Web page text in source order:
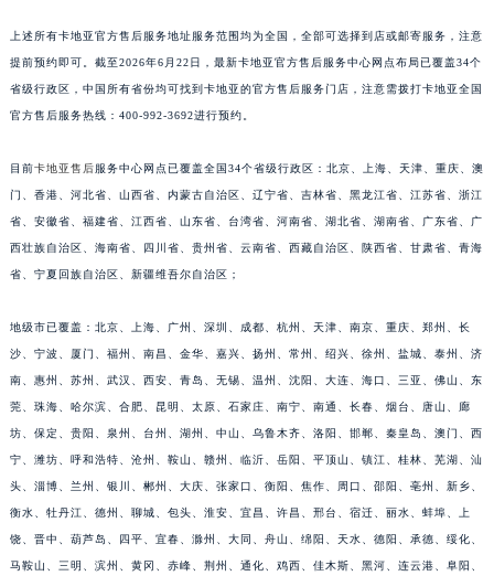
深圳市罗湖区深南东路5001号华润大厦写字楼17层1701室（需提前预约）
成都市锦江区人民东路6号SAC东原中心写字楼24层2406B室（需提前预约）
重庆市江北区观音桥步行街2号融恒时代广场写字楼9层902室（需提前预约）
长沙市芙蓉区定王台街道建湘路393号世茂环球金融中心写字楼（芙蓉广场）10层13室（需提前预约）
沈阳市沈河区中街路137号亨得利名表服务中心（品牌授权店）1层整层（需提前预约）
沈阳市沈河区中街路83号亨得利名表服务中心（品牌授权店）1层整层（需提前预约）
乌鲁木齐市天山区红山路26号时代广场（CCMALL）C座17层17-B（需提前预约）
温州市鹿城区锦绣路1067号置信广场10层1015室（需提前预约）
佛山市禅城区季华五路57号万科金融中心C座12层1205室（需提前预约）
东莞市东城街道鸿福东路1号民盈国贸中心T1写字楼9层907室（需提前预约）
无锡市梁溪区人民中路139号恒隆广场写字楼1座11层1104室（需提前预约）
上述所有卡地亚官方售后服务地址服务范围均为全国，全部可选择到店或邮寄服务，注意
提前预约即可。截至2026年6月22日，最新卡地亚官方售后服务中心网点布局已覆盖34个
省级行政区，中国所有省份均可找到卡地亚的官方售后服务门店，注意需拨打卡地亚全国
官方售后服务热线：400-992-3692进行预约。
目前卡地亚售后 服务中心网点已覆盖全国34个省级行政区：北京、上海、天津、重庆、澳
门、香港、河北省、山西省、内蒙古自治区、辽宁省、吉林省、黑龙江省、江苏省、浙江
省、安徽省、福建省、江西省、山东省、台湾省、河南省、湖北省、湖南省、广东省、广
西壮族自治区、海南省、四川省、贵州省、云南省、西藏自治区、陕西省、甘肃省、青海
省、宁夏回族自治区、新疆维吾尔自治区；
地级市已覆盖：北京、上海、广州、深圳、成都、杭州、天津、南京、重庆、郑州、长
沙、宁波、厦门、福州、南昌、金华、嘉兴、扬州、常州、绍兴、徐州、盐城、泰州、济
南、惠州、苏州、武汉、西安、青岛、无锡、温州、沈阳、大连、海口、三亚、佛山、东
莞、珠海、哈尔滨、合肥、昆明、太原、石家庄、南宁、南通、长春、烟台、唐山、廊
坊、保定、贵阳、泉州、台州、湖州、中山、乌鲁木齐、洛阳、邯郸、秦皇岛、澳门、西
宁、潍坊、呼和浩特、沧州、鞍山、赣州、临沂、岳阳、平顶山、镇江、桂林、芜湖、汕
头、淄博、兰州、银川、郴州、大庆、张家口、衡阳、焦作、周口、邵阳、亳州、新乡、
衡水、牡丹江、德州、聊城、包头、淮安、宜昌、许昌、邢台、宿迁、丽水、蚌埠、上
饶、晋中、葫芦岛、四平、宜春、滁州、大同、舟山、绵阳、天水、德阳、承德、绥化、
马鞍山、三明、滨州、黄冈、赤峰、荆州、通化、鸡西、佳木斯、黑河、连云港、阜阳、